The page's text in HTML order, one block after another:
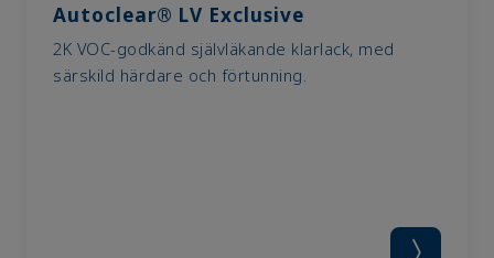
Autoclear® LV Exclusive
2K VOC-godkänd självläkande klarlack, med
särskild härdare och förtunning.